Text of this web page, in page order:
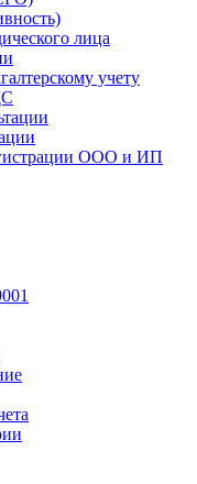
лица
учету
ООО и ИП